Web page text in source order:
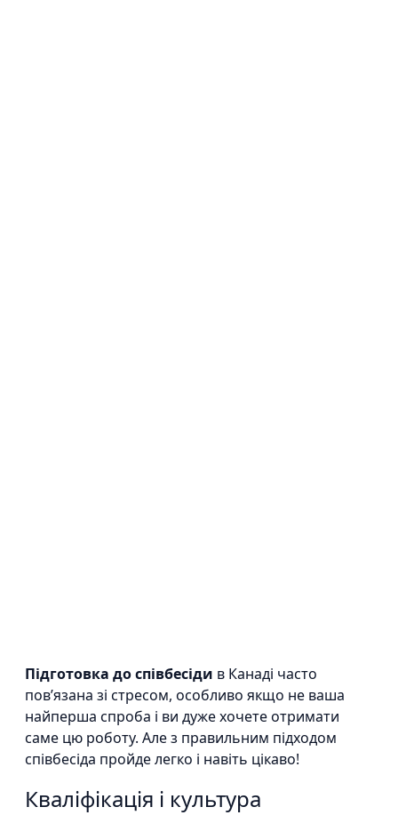
Підготовка до співбесіди в Канаді часто
повʼязана зі стресом, особливо якщо не ваша
найперша спроба і ви дуже хочете отримати
саме цю роботу. Але з правильним підходом
співбесіда пройде легко і навіть цікаво!
Кваліфікація і культура